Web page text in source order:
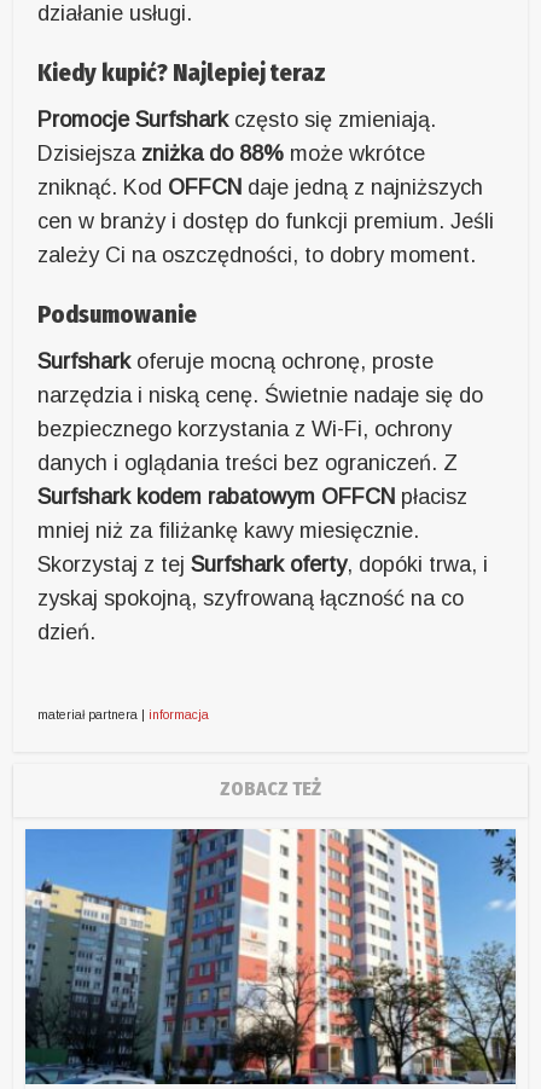
działanie usługi.
Kiedy kupić? Najlepiej teraz
Promocje Surfsharkczęsto się zmieniają.
Dzisiejsza zniżka do 88% może wkrótce
zniknąć. Kod OFFCN daje jedną z najniższych
cen w branży i dostęp do funkcji premium. Jeśli
zależy Ci na oszczędności, to dobry moment.
Podsumowanie
Surfsharkoferuje mocną ochronę, proste
narzędzia i niską cenę. Świetnie nadaje się do
bezpiecznego korzystania z Wi-Fi, ochrony
danych i oglądania treści bez ograniczeń. Z
Surfshark kodem rabatowym OFFCN płacisz
mniej niż za filiżankę kawy miesięcznie.
Skorzystaj z tejSurfshark oferty, dopóki trwa, i
zyskaj spokojną, szyfrowaną łączność na co
dzień.
materiał partnera | informacja
ZOBACZ TEŻ